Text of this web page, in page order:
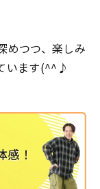
めつつ、楽しみ
います(^^♪